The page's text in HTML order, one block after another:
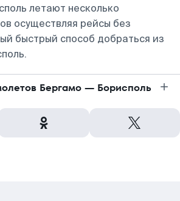
летают несколько
осуществляя рейсы без
быстрый способ добраться из
Бергамо — Борисполь